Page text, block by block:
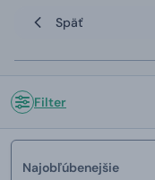
Späť
Filter
Najobľúbenejšie